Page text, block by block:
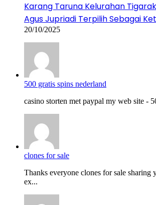
Karang Taruna Kelurahan
Agus Jupriadi Terpilih Sebagai
20/10/2025
500 gratis spins nederland
casino storten met paypal my web site -
clones for sale
Thanks everyone clones for sale sharing
ex...